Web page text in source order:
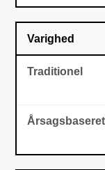
Varighed